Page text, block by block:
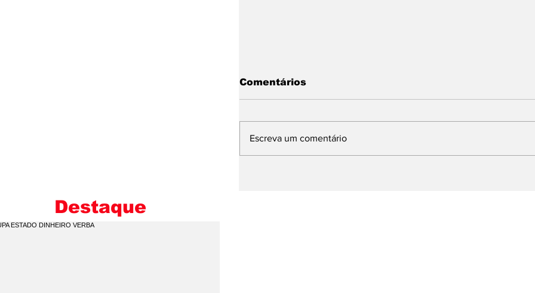
Comentários
Escreva um comentário
Destaque